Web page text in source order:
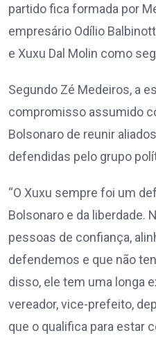
partido fica formada por
empresário Odílio
e Xuxu Dal Molin como
Segundo Zé Medeiros, a
compromisso assumido
Bolsonaro de reunir
defendidas pelo grupo
“O Xuxu sempre foi um
Bolsonaro e da liberdade.
pessoas de confiança,
defendemos e que não
disso, ele tem uma longa
vereador, vice-prefeito,
que o qualifica para estar